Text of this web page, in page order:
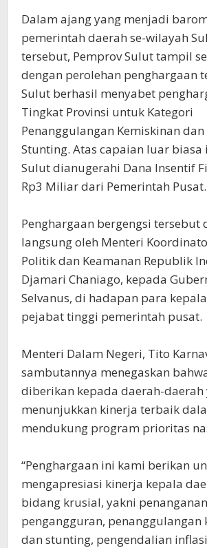
Dalam ajang yang menjadi
pemerintah daerah se-wilayah
tersebut, Pemprov Sulut tampil
dengan perolehan penghargaan
Sulut berhasil menyabet
Tingkat Provinsi untuk Kategori
Penanggulangan Kemiskinan
Stunting. Atas capaian luar biasa
Sulut dianugerahi Dana Insentif
Rp3 Miliar dari Pemerintah Pusat.
Penghargaan bergengsi tersebut
langsung oleh Menteri
Politik dan Keamanan Republik
Djamari Chaniago, kepada
Selvanus, di hadapan para
pejabat tinggi pemerintah pusat.
Menteri Dalam Negeri, Tito
sambutannya menegaskan
diberikan kepada daerah-daerah
menunjukkan kinerja terbaik
mendukung program prioritas
“Penghargaan ini kami berikan
mengapresiasi kinerja kepala
bidang krusial, yakni penanganan
pengangguran, penanggulangan
dan stunting, pengendalian